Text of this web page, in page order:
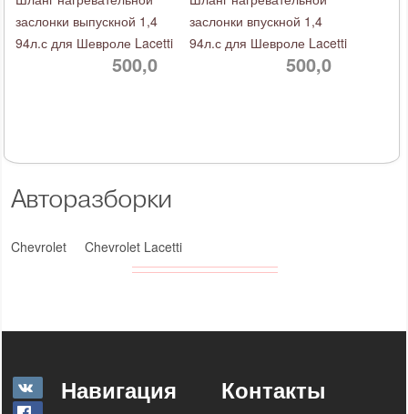
Авторазборки
Chevrolet Chevrolet Lacetti
заслонки выпускной 1,4
94л.с для Шевроле Lacetti
500,0
заслонки впускной 1,4
94л.с для Шевроле Lacetti
500,0
Навигация Контакты